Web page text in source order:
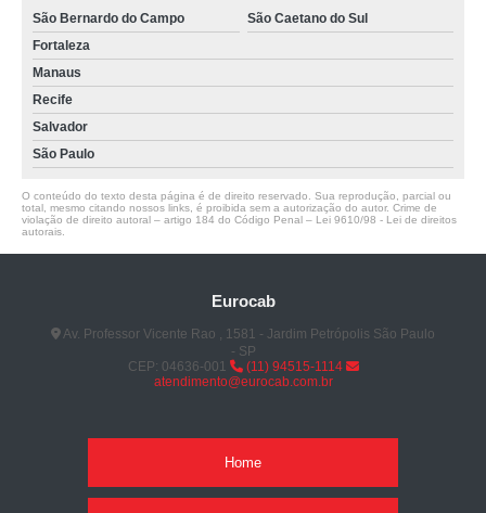
São Bernardo do Campo
São Caetano do Sul
Fortaleza
Manaus
Recife
Salvador
São Paulo
O conteúdo do texto desta página é de direito reservado. Sua reprodução, parcial ou
total, mesmo citando nossos links, é proibida sem a autorização do autor. Crime de
violação de direito autoral – artigo 184 do Código Penal – Lei 9610/98 - Lei de direitos
autorais
Eurocab
Av. Professor Vicente Rao , 1581 - Jardim Petrópolis São Paulo
- SP
CEP: 04636-001
(11) 94515-1114
atendimento@eurocab.com.br
Home